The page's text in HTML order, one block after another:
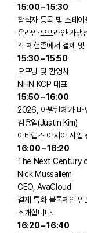
15:00 – 15:30
참석자 등록 및 스테이
온라인·오프라인·가
각 체험존에서 결제 및
15:30 – 15:50
오프닝 및 환영사
NHN KCP 대표
15:50 – 16:00
2026, 아발란체가 바
김용일(Justin Kim)
아바랩스 아시아 사업
16:00 – 16:20
The Next Century
Nick Mussallem
CEO, AvaCloud
결제 특화 블록체인
소개합니다.
16:20 – 16:40